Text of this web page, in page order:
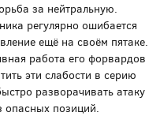
за нейтральную.
регулярно ошибается
ещё на своём пятаке.
работа его форвардов
эти слабости в серию
разворачивать атаку
опасных позиций.